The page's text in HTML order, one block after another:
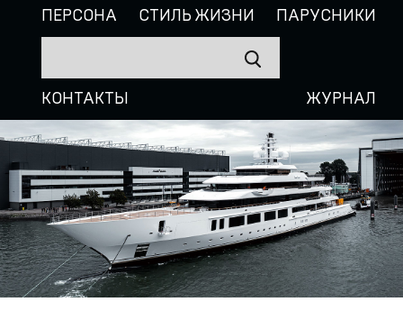
ПЕРСОНА СТИЛЬ ЖИЗНИ ПАРУСНИКИ
КОНТАКТЫ ЖУРНАЛ